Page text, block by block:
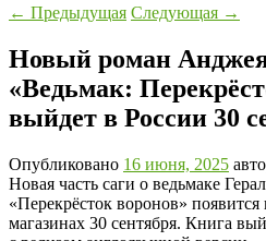
← Предыдущая Следующая →
Новый роман
«Ведьмак:
выйдет в России 30
Опубликовано 16 июня, 2025
Новая часть саги о ведьмаке
«Перекрёсток воронов»
магазинах 30 сентября. Книга